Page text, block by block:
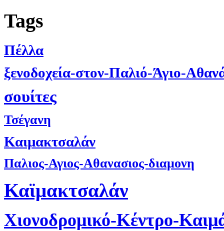
Tags
Πέλλα
ξενοδοχεία-στον-Παλιό-Άγιο-
σουίτες
Τσέγανη
Καιμακτσαλάν
Παλιος-Αγιος-Αθανασιος-διαμονη
Καϊμακτσαλάν
Χιονοδρομικό-Κέντρο-